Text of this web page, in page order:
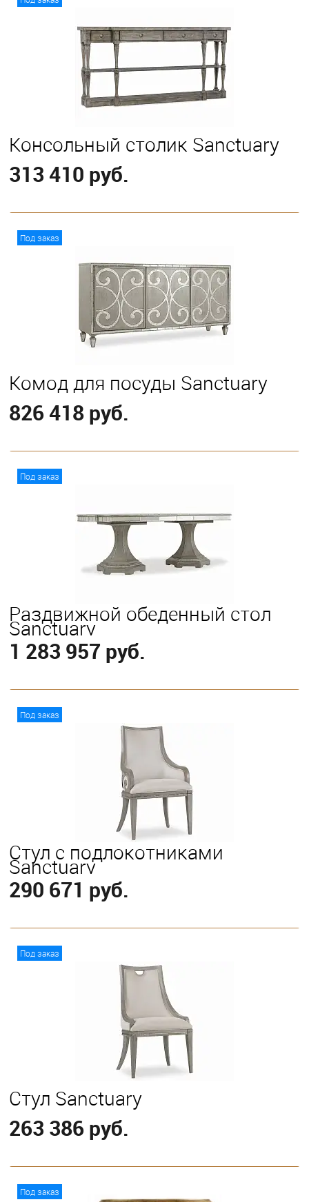
Консольный столик Sanctuary
313 410 руб.
Под заказ
Комод для посуды Sanctuary
826 418 руб.
Под заказ
Раздвижной обеденный стол
Sanctuary
1 283 957 руб.
Под заказ
Стул с подлокотниками
Sanctuary
290 671 руб.
Под заказ
Стул Sanctuary
263 386 руб.
Под заказ